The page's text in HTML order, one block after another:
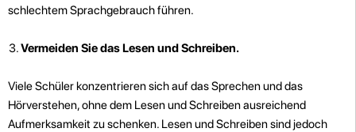
schlechtem Sprachgebrauch führen.
Vermeiden Sie das Lesen und Schreiben.
Viele Schüler konzentrieren sich auf das Sprechen und das
Hörverstehen, ohne dem Lesen und Schreiben ausreichend
Aufmerksamkeit zu schenken. Lesen und Schreiben sind jedoch